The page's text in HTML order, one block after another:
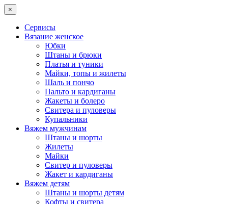
×
Сервисы
Вязание женское
Юбки
Штаны и брюки
Платья и туники
Майки, топы и жилеты
Шаль и пончо
Пальто и кардиганы
Жакеты и болеро
Свитера и пуловеры
Купальники
Вяжем мужчинам
Штаны и шорты
Жилеты
Майки
Свитер и пуловеры
Жакет и кардиганы
Вяжем детям
Штаны и шорты детям
Кофты и свитера